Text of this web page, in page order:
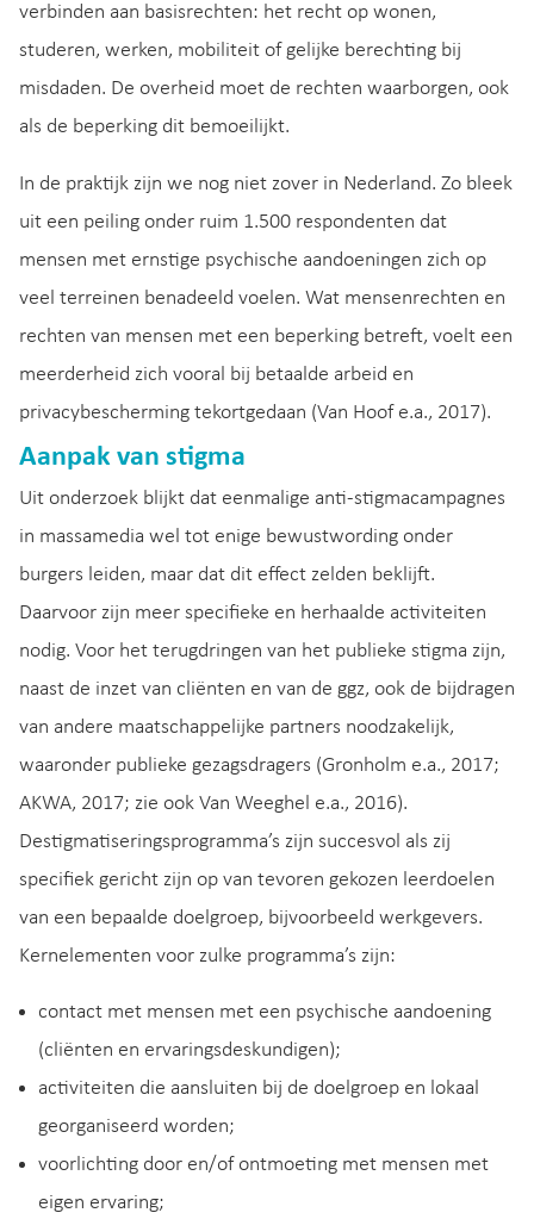
verbinden aan basisrechten: het recht op wonen,
studeren, werken, mobiliteit of gelijke berechting bij
misdaden. De overheid moet de rechten waarborgen, ook
als de beperking dit bemoeilijkt.
In de praktijk zijn we nog niet zover in Nederland. Zo bleek
uit een peiling onder ruim 1.500 respondenten dat
mensen met ernstige psychische aandoeningen zich op
veel terreinen benadeeld voelen. Wat mensenrechten en
rechten van mensen met een beperking betreft, voelt een
meerderheid zich vooral bij betaalde arbeid en
privacybescherming tekortgedaan (Van Hoof e.a., 2017).
Aanpak van stigma
Uit onderzoek blijkt dat eenmalige anti-stigmacampagnes
in massamedia wel tot enige bewustwording onder
burgers leiden, maar dat dit effect zelden beklijft.
Daarvoor zijn meer specifieke en herhaalde activiteiten
nodig. Voor het terugdringen van het publieke stigma zijn,
naast de inzet van cliënten en van de ggz, ook de bijdragen
van andere maatschappelijke partners noodzakelijk,
waaronder publieke gezagsdragers (Gronholm e.a., 2017;
AKWA, 2017; zie ook Van Weeghel e.a., 2016).
Destigmatiseringsprogramma’s zijn succesvol als zij
specifiek gericht zijn op van tevoren gekozen leerdoelen
van een bepaalde doelgroep, bijvoorbeeld werkgevers.
Kernelementen voor zulke programma’s zijn:
contact met mensen met een psychische aandoening
(cliënten en ervaringsdeskundigen);
activiteiten die aansluiten bij de doelgroep en lokaal
georganiseerd worden;
voorlichting door en/of ontmoeting met mensen met
eigen ervaring;